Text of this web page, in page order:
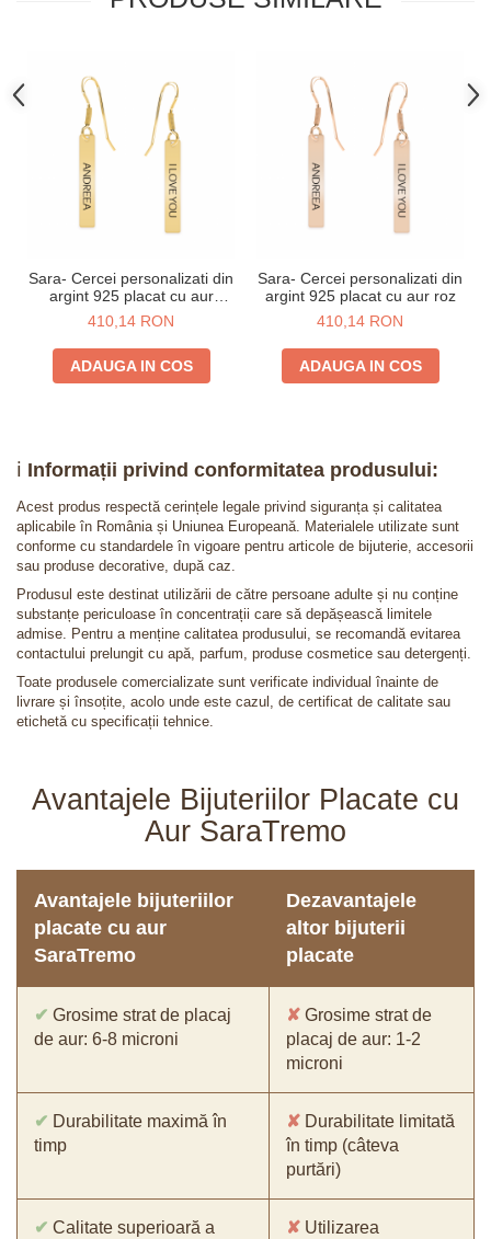
Sara- Cercei personalizati din
argint 925 placat cu aur
galben 24K
410,14 RON
ADAUGA IN COS
Sara- Cercei personalizati din
argint 925 placat cu aur roz
410,14 RON
ADAUGA IN COS
ℹ️ Informații privind conformitatea produsului:
Acest produs respectă cerințele legale privind siguranța și calitatea
aplicabile în România și Uniunea Europeană. Materialele utilizate sunt
conforme cu standardele în vigoare pentru articole de bijuterie, accesorii
sau produse decorative, după caz.
Produsul este destinat utilizării de către persoane adulte și nu conține
substanțe periculoase în concentrații care să depășească limitele
admise. Pentru a menține calitatea produsului, se recomandă evitarea
contactului prelungit cu apă, parfum, produse cosmetice sau detergenți.
Toate produsele comercializate sunt verificate individual înainte de
livrare și însoțite, acolo unde este cazul, de certificat de calitate sau
etichetă cu specificații tehnice.
Avantajele Bijuteriilor Placate cu
Aur SaraTremo
Avantajele bijuteriilor
placate cu aur
SaraTremo
Dezavantajele
altor bijuterii
placate
✔ Grosime strat de placaj
de aur: 6-8 microni
✘ Grosime strat de
placaj de aur: 1-2
microni
✔ Durabilitate maximă în
timp
✘ Durabilitate limitată
în timp (câteva
purtări)
✔ Calitate superioară a
✘ Utilizarea